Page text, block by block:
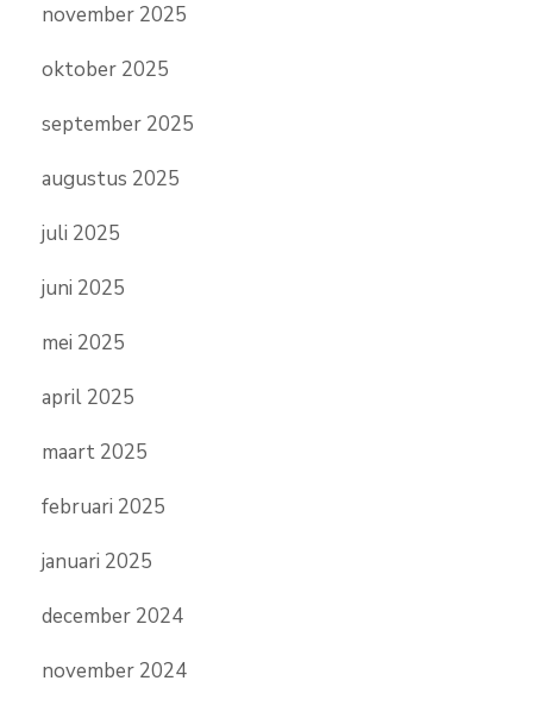
november 2025
oktober 2025
september 2025
augustus 2025
juli 2025
juni 2025
mei 2025
april 2025
maart 2025
februari 2025
januari 2025
december 2024
november 2024